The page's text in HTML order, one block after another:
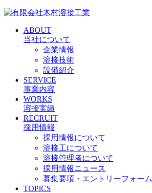
ABOUT
当社について
企業情報
溶接技術
設備紹介
SERVICE
事業内容
WORKS
溶接実績
RECRUIT
採用情報
採用情報について
溶接工について
溶接管理者について
採用情報ニュース
募集要項・エントリーフォーム
TOPICS